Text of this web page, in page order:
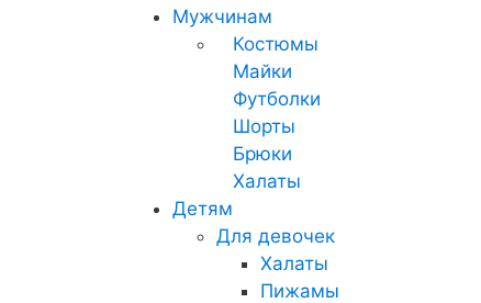
Мужчинам
Костюмы
Майки
Футболки
Шорты
Брюки
Халаты
Детям
Для девочек
Халаты
Пижамы